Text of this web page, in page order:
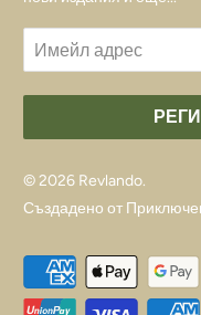
© 2026 Revlando.
Създадено от